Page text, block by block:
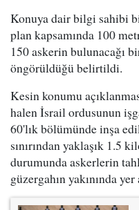
Konuya dair bilgi sahibi
plan kapsamında 100
150 askerin bulunacağı
öngörüldüğü belirtildi.
Kesin konumu
halen İsrail ordusunun
60'lık bölümünde inşa
sınırından yaklaşık 1.5
durumunda askerlerin
güzergahın yakınında